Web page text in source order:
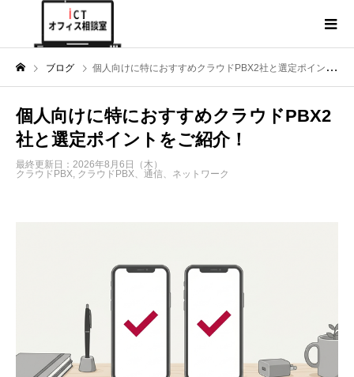
ブログ 個人向けに特におすすめクラウドPBX2社と選定ポイントをご紹介！
個人向けに特におすすめクラウドPBX2
社と選定ポイントをご紹介！
最終更新日：2026年8月6日（木）
クラウドPBX
クラウドPBX、通信、ネットワーク